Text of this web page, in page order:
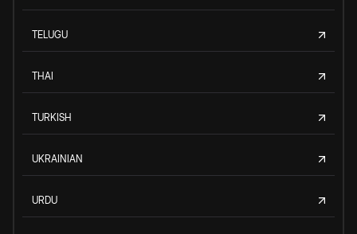
TELUGU
THAI
TURKISH
UKRAINIAN
URDU